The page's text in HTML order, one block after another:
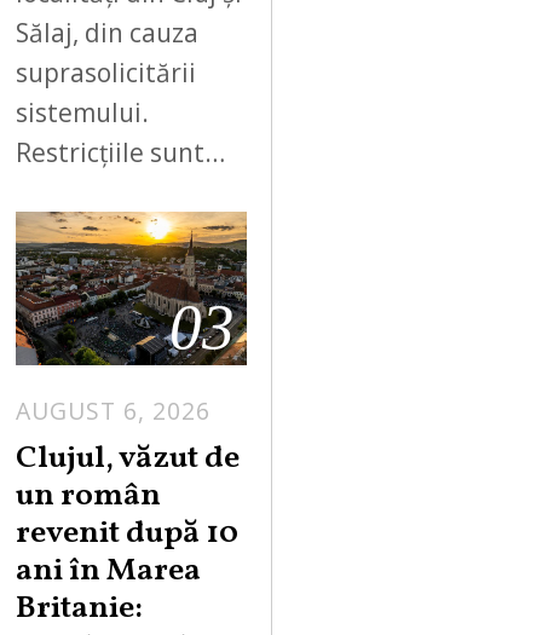
Sălaj, din cauza
suprasolicitării
sistemului.
Restricțiile sunt…
03
AUGUST 6, 2026
Clujul, văzut de
un român
revenit după 10
ani în Marea
Britanie: